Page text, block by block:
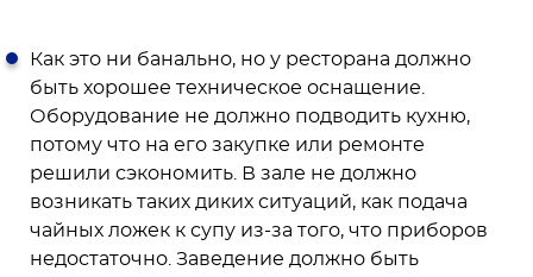
Как это ни банально, но у ресторана должно
быть хорошее техническое оснащение.
Оборудование не должно подводить кухню,
потому что на его закупке или ремонте
решили сэкономить. В зале не должно
возникать таких диких ситуаций, как подача
чайных ложек к супу из-за того, что приборов
недостаточно. Заведение должно быть